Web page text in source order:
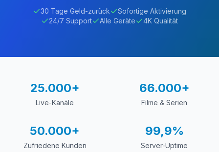
30 Tage Geld-zurück
Sofortige Aktivierung
24/7 Support
Alle Geräte 4K Qualität
25.000+
Live-Kanäle
66.000+
Filme & Serien
50.000+
Zufriedene Kunden
99,9%
Server-Uptime